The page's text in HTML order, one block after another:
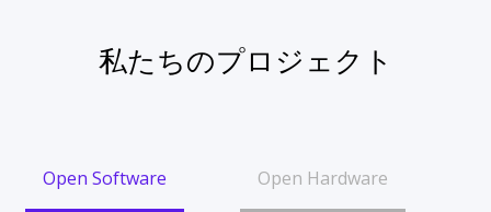
私たちのプロジェクト
Open Software Open Hardware